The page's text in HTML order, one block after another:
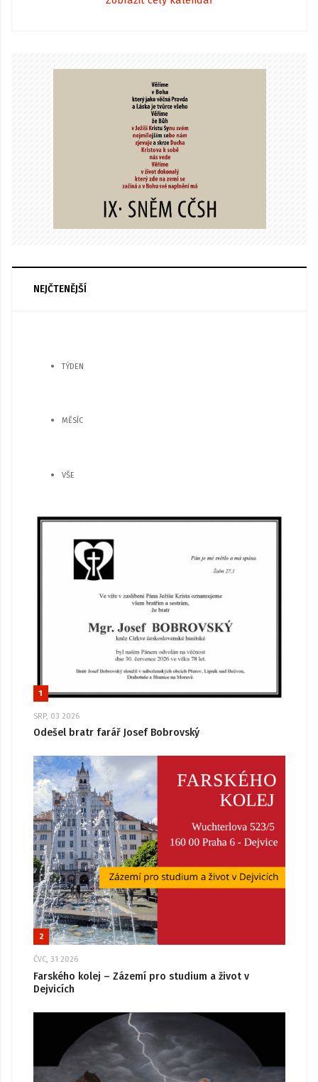
NEJČTENĚJŠÍ
TÝDEN
MĚSÍC
VŠE
1
SRP, 03 2026
Odešel bratr farář Josef Bobrovský
2
ČVC, 31 2026
Farského kolej – Zázemí pro studium a život v
Dejvicích